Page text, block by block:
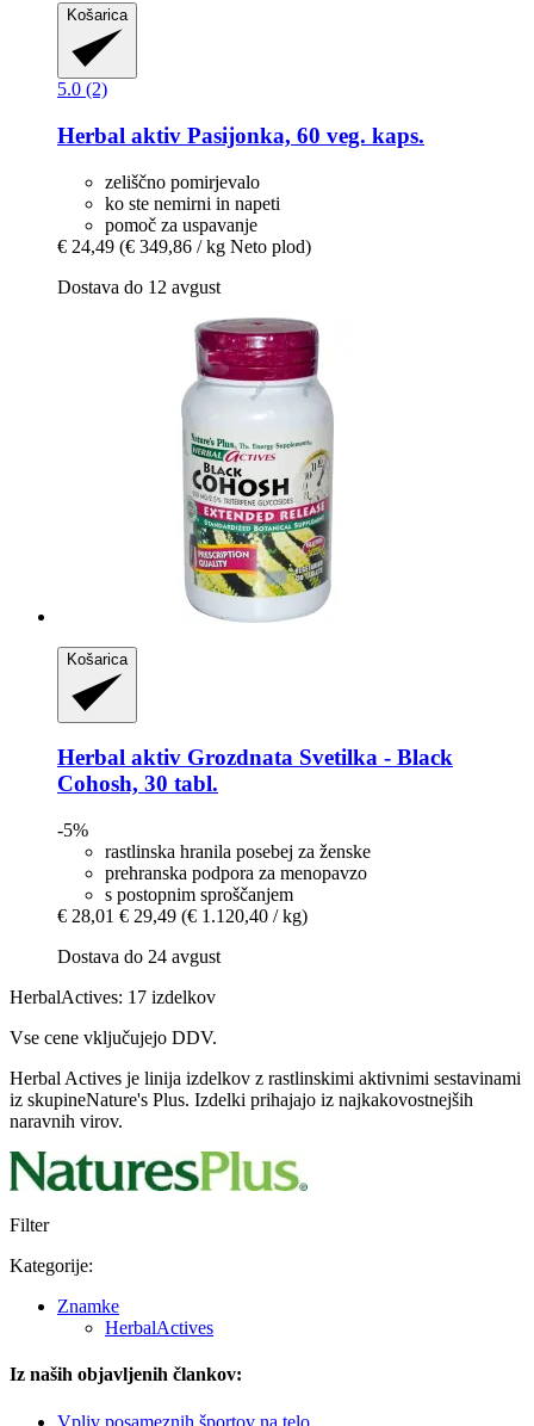
Košarica
5.0 (2)
Herbal aktiv Pasijonka, 60 veg. kaps.
zeliščno pomirjevalo
ko ste nemirni in napeti
pomoč za uspavanje
€ 24,49 (€ 349,86 / kg Neto plod)
Dostava do 12 avgust
Košarica
Herbal aktiv Grozdnata Svetilka -​ Black
Cohosh, 30 tabl.
-5%
rastlinska hranila posebej za ženske
prehranska podpora za menopavzo
s postopnim sproščanjem
€ 28,01 € 29,49 (€ 1.120,40 / kg)
Dostava do 24 avgust
HerbalActives: 17 izdelkov
Vse cene vključujejo DDV.
Herbal Actives je linija izdelkov z rastlinskimi aktivnimi sestavinami
iz skupineNature's Plus. Izdelki prihajajo iz najkakovostnejših
naravnih virov.
Filter
Kategorije:
Znamke
HerbalActives
Iz naših objavljenih člankov:
Vpliv posameznih športov na telo